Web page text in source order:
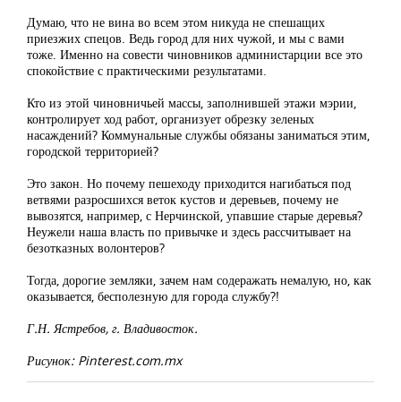
Думаю, что не вина во всем этом никуда не спешащих
приезжих спецов. Ведь город для них чужой, и мы с вами
тоже. Именно на совести чиновников администарции все это
спокойствие с практическими результатами.
Кто из этой чиновничьей массы, заполнившей этажи мэрии,
контролирует ход работ, организует обрезку зеленых
насаждений? Коммунальные службы обязаны заниматься этим,
городской территорией?
Это закон. Но почему пешеходу приходится нагибаться под
ветвями разросшихся веток кустов и деревьев, почему не
вывозятся, например, с Нерчинской, упавшие старые деревья?
Неужели наша власть по привычке и здесь рассчитывает на
безотказных волонтеров?
Тогда, дорогие земляки, зачем нам содеражать немалую, но, как
оказывается, бесполезную для города службу?!
Г.Н. Ястребов, г. Владивосток.
Рисунок: Pinterest.com.mx